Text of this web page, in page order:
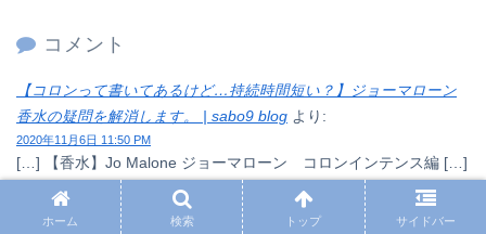
コメント
【コロンって書いてあるけど…持続時間短い？】ジョーマローン
香水の疑問を解消します。 | sabo9 blog より:
2020年11月6日 11:50 PM
[…] 【香水】Jo Malone ジョーマローン コロンインテンス編 […]
返信
ホーム 検索 トップ サイドバー